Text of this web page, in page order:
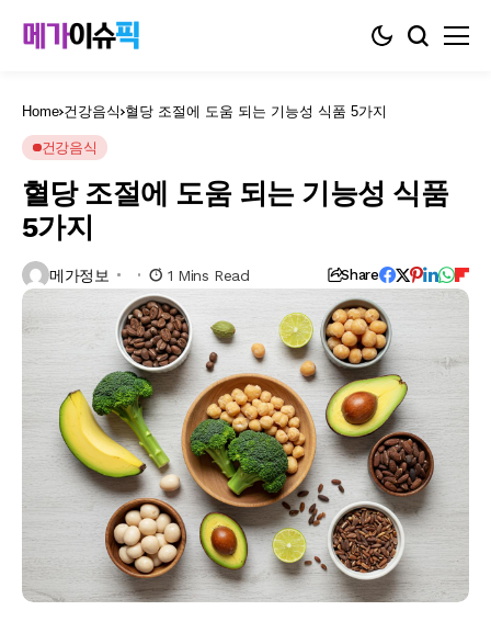
Home 건강음식 혈당 조절에 도움 되는 기능성 식품 5가지
건강음식
혈당 조절에 도움 되는 기능성 식품
5가지
메가정보 1 Mins Read Share